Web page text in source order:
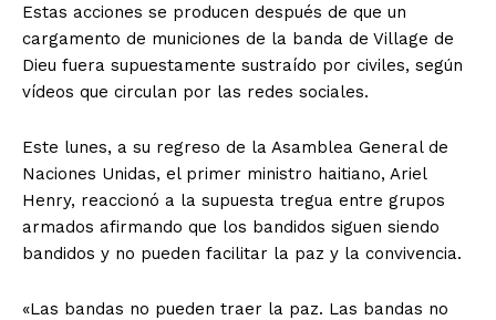
Estas acciones se producen después de que un
cargamento de municiones de la banda de Village de
Dieu fuera supuestamente sustraído por civiles, según
vídeos que circulan por las redes sociales.
Este lunes, a su regreso de la Asamblea General de
Naciones Unidas, el primer ministro haitiano, Ariel
Henry, reaccionó a la supuesta tregua entre grupos
armados afirmando que los bandidos siguen siendo
bandidos y no pueden facilitar la paz y la convivencia.
«Las bandas no pueden traer la paz. Las bandas no